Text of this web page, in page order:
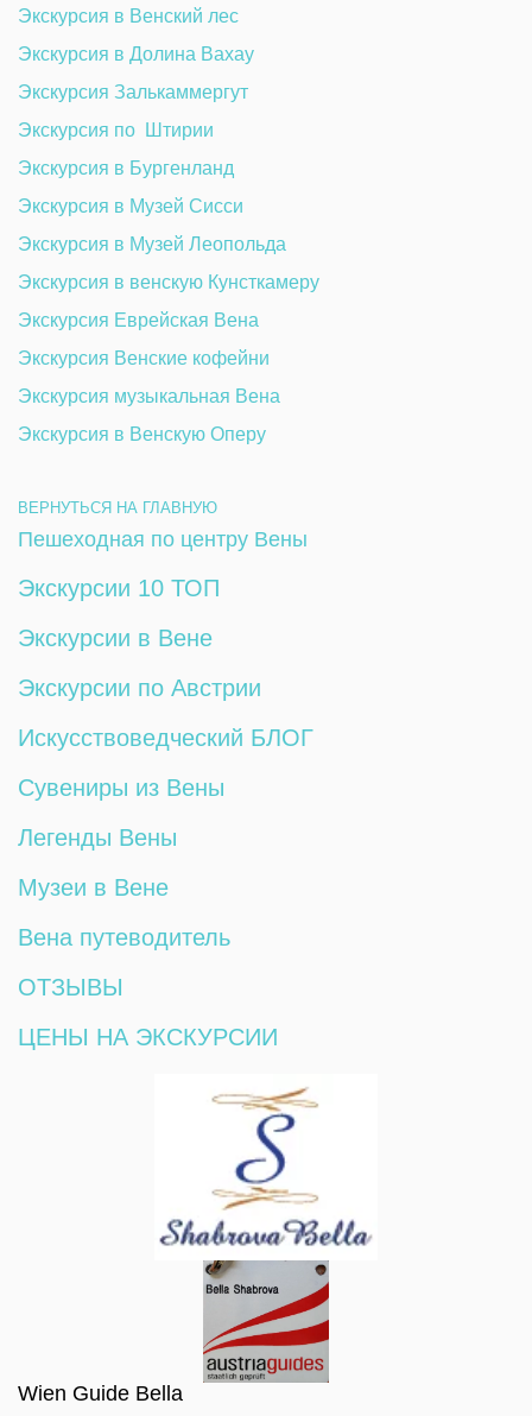
Экскурсия в Венский лес
Экскурсия в Долина Вахау
Экскурсия Залькаммергут
Экскурсия по  Штирии
Экскурсия в Бургенланд
Экскурсия в Музей Сисси
Экскурсия в Музей Леопольда
Экскурсия в венскую Кунсткамеру
Экскурсия Еврейская Вена
Экскурсия Венские кофейни
Экскурсия музыкальная Вена
Экскурсия в Венскую Оперу
ВЕРНУТЬСЯ НА ГЛАВНУЮ
Пешеходная по центру Вены
Экскурсии 10 ТОП
Экскурсии в Вене
Экскурсии по Австрии
Искусствоведческий БЛОГ
Сувениры из Вены
Легенды Вены
Музеи в Вене
Вена путеводитель
ОТЗЫВЫ
ЦЕНЫ НА ЭКСКУРСИИ
Wien Guide Bella